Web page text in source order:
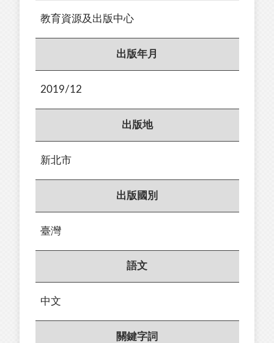
教育資源及出版中心
出版年月
2019/12
出版地
新北市
出版國別
臺灣
語文
中文
關鍵字詞